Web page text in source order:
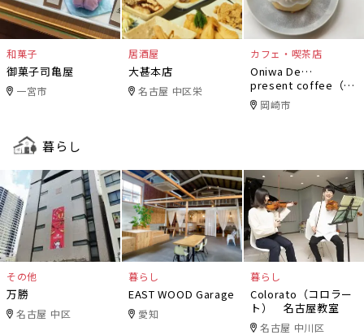
和菓子
御菓子司亀屋
一宮市
居酒屋
大甚本店
名古屋 中区栄
カフェ・喫茶店
Oniwa De…
present coffee（オ
ニワデ）
岡崎市
暮らし
その他
万勝
名古屋 中区
暮らし
EAST WOOD Garage
愛知
暮らし
Colorato（コロラー
ト） 名古屋教室
名古屋 中川区